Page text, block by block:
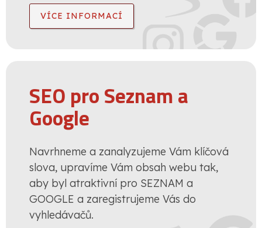
VÍCE INFORMACÍ
SEO pro Seznam a
Google
Navrhneme a zanalyzujeme Vám klíčová
slova, upravíme Vám obsah webu tak,
aby byl atraktivní pro SEZNAM a
GOOGLE a zaregistrujeme Vás do
vyhledávačů.